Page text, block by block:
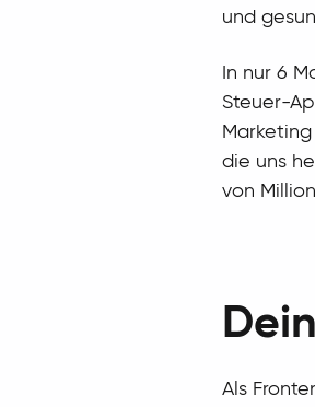
und
In nur 6
Steuer-
die uns
von
Als